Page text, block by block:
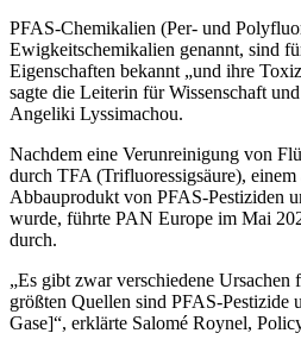
PFAS-Chemikalien (Per- und
Ewigkeitschemikalien genannt, sind
Eigenschaften bekannt „und ihre
sagte die Leiterin für Wissenschaft
Angeliki Lyssimachou.
Nachdem eine Verunreinigung von
durch TFA (Trifluoressigsäure), einem
Abbauprodukt von PFAS-Pestiziden
wurde, führte PAN Europe im Mai
durch.
„Es gibt zwar verschiedene Ursachen
größten Quellen sind PFAS-Pestizide
Gase]“, erklärte Salomé Roynel,